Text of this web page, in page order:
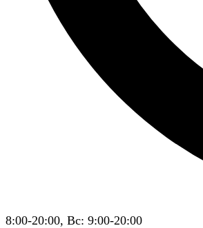
8:00-20:00, Вс: 9:00-20:00